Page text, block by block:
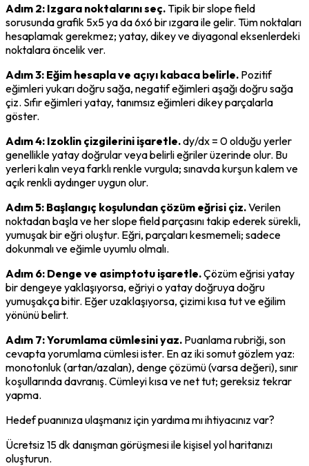
Adım 2: Izgara noktalarını seç. Tipik bir slope field
sorusunda grafik 5x5 ya da 6x6 bir ızgara ile gelir. Tüm noktaları
hesaplamak gerekmez; yatay, dikey ve diyagonal eksenlerdeki
noktalara öncelik ver.
Adım 3: Eğim hesapla ve açıyı kabaca belirle. Pozitif
eğimleri yukarı doğru sağa, negatif eğimleri aşağı doğru sağa
çiz. Sıfır eğimleri yatay, tanımsız eğimleri dikey parçalarla
göster.
Adım 4: Izoklin çizgilerini işaretle. dy/dx = 0 olduğu yerler
genellikle yatay doğrular veya belirli eğriler üzerinde olur. Bu
yerleri kalın veya farklı renkle vurgula; sınavda kurşun kalem ve
açık renkli aydınger uygun olur.
Adım 5: Başlangıç koşulundan çözüm eğrisi çiz. Verilen
noktadan başla ve her slope field parçasını takip ederek sürekli,
yumuşak bir eğri oluştur. Eğri, parçaları kesmemeli; sadece
dokunmalı ve eğimle uyumlu olmalı.
Adım 6: Denge ve asimptotu işaretle. Çözüm eğrisi yatay
bir dengeye yaklaşıyorsa, eğriyi o yatay doğruya doğru
yumuşakça bitir. Eğer uzaklaşıyorsa, çizimi kısa tut ve eğilim
yönünü belirt.
Adım 7: Yorumlama cümlesini yaz. Puanlama rubriği, son
cevapta yorumlama cümlesi ister. En az iki somut gözlem yaz:
monotonluk (artan/azalan), denge çözümü (varsa değeri), sınır
koşullarında davranış. Cümleyi kısa ve net tut; gereksiz tekrar
yapma.
Hedef puanınıza ulaşmanız için yardıma mı ihtiyacınız var?
Ücretsiz 15 dk danışman görüşmesi ile kişisel yol haritanızı
oluşturun.